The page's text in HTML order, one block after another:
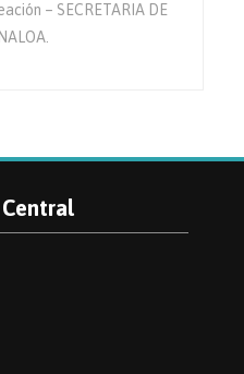
– SECRETARIA DE